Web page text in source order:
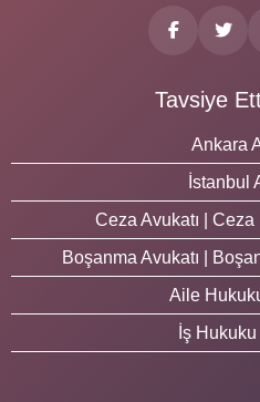
Tavsiye
Ankara
İstanbul
Ceza Avukatı |
Boşanma Avukatı |
Aile
İş Hukuku